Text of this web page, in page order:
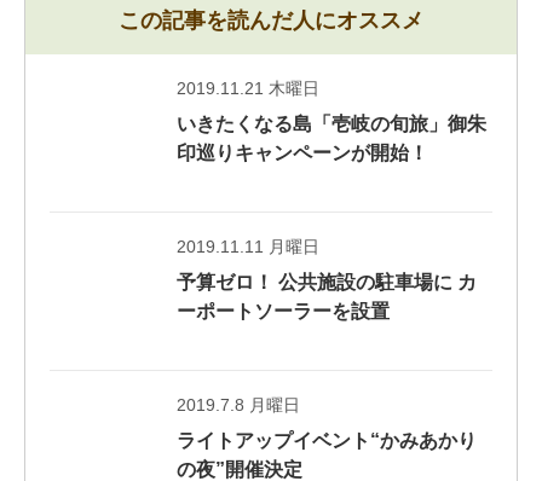
この記事を読んだ人にオススメ
2019.11.21 木曜日
いきたくなる島「壱岐の旬旅」御朱
印巡りキャンペーンが開始！
2019.11.11 月曜日
予算ゼロ！ 公共施設の駐車場に カ
ーポートソーラーを設置
2019.7.8 月曜日
ライトアップイベント“かみあかり
の夜”開催決定